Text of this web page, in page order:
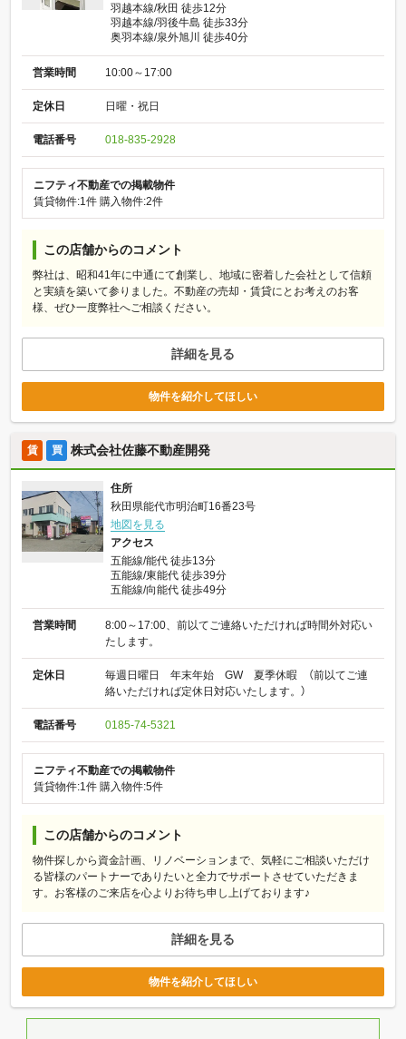
羽越本線/秋田 徒歩12分
羽越本線/羽後牛島 徒歩33分
奥羽本線/泉外旭川 徒歩40分
営業時間 10:00～17:00
定休日 日曜・祝日
電話番号 018-835-2928
ニフティ不動産での掲載物件
賃貸物件:1件 購入物件:2件
この店舗からのコメント
弊社は、昭和41年に中通にて創業し、地域に密着した会社として信頼
と実績を築いて参りました。不動産の売却・賃貸にとお考えのお客
様、ぜひ一度弊社へご相談ください。
詳細を見る
物件を紹介してほしい
賃 買 株式会社佐藤不動産開発
住所
秋田県能代市明治町16番23号
地図を見る
アクセス
五能線/能代 徒歩13分
五能線/東能代 徒歩39分
五能線/向能代 徒歩49分
営業時間
8:00～17:00、前以てご連絡いただければ時間外対応い
たします。
定休日
毎週日曜日 年末年始 GW 夏季休暇 （前以てご連
絡いただければ定休日対応いたします。）
電話番号 0185-74-5321
ニフティ不動産での掲載物件
賃貸物件:1件 購入物件:5件
この店舗からのコメント
物件探しから資金計画、リノベーションまで、気軽にご相談いただけ
る皆様のパートナーでありたいと全力でサポートさせていただきま
す。お客様のご来店を心よりお待ち申し上げております♪
詳細を見る
物件を紹介してほしい